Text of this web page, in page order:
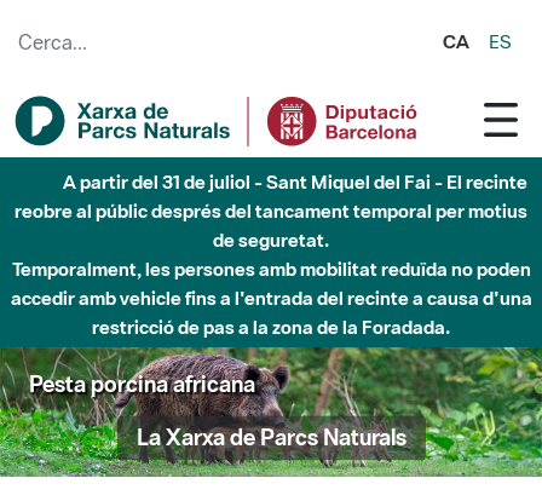
CA ES
A partir del 31 de juliol - Sant Miquel del Fai - El recinte
reobre al públic després del tancament temporal per motius
de seguretat.
Temporalment, les persones amb mobilitat reduïda no poden
accedir amb vehicle fins a l'entrada del recinte a causa d'una
restricció de pas a la zona de la Foradada.
Pesta porcina africana
La Xarxa de Parcs Naturals